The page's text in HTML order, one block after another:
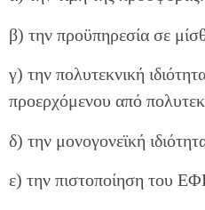
β) την προϋπηρεσία σε
γ) την πολυτεκνική
προερχόμενου από
δ) την μονογονεϊκή
ε) την πιστοποίηση του